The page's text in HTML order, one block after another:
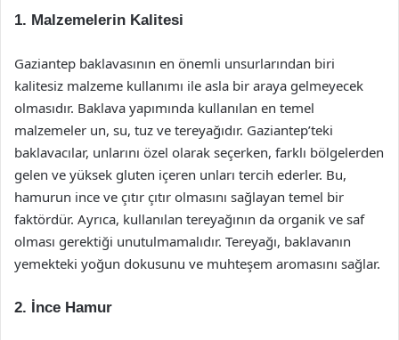
1. Malzemelerin Kalitesi
Gaziantep baklavasının en önemli unsurlarından biri
kalitesiz malzeme kullanımı ile asla bir araya gelmeyecek
olmasıdır. Baklava yapımında kullanılan en temel
malzemeler un, su, tuz ve tereyağıdır. Gaziantep’teki
baklavacılar, unlarını özel olarak seçerken, farklı bölgelerden
gelen ve yüksek gluten içeren unları tercih ederler. Bu,
hamurun ince ve çıtır çıtır olmasını sağlayan temel bir
faktördür. Ayrıca, kullanılan tereyağının da organik ve saf
olması gerektiği unutulmamalıdır. Tereyağı, baklavanın
yemekteki yoğun dokusunu ve muhteşem aromasını sağlar.
2. İnce Hamur